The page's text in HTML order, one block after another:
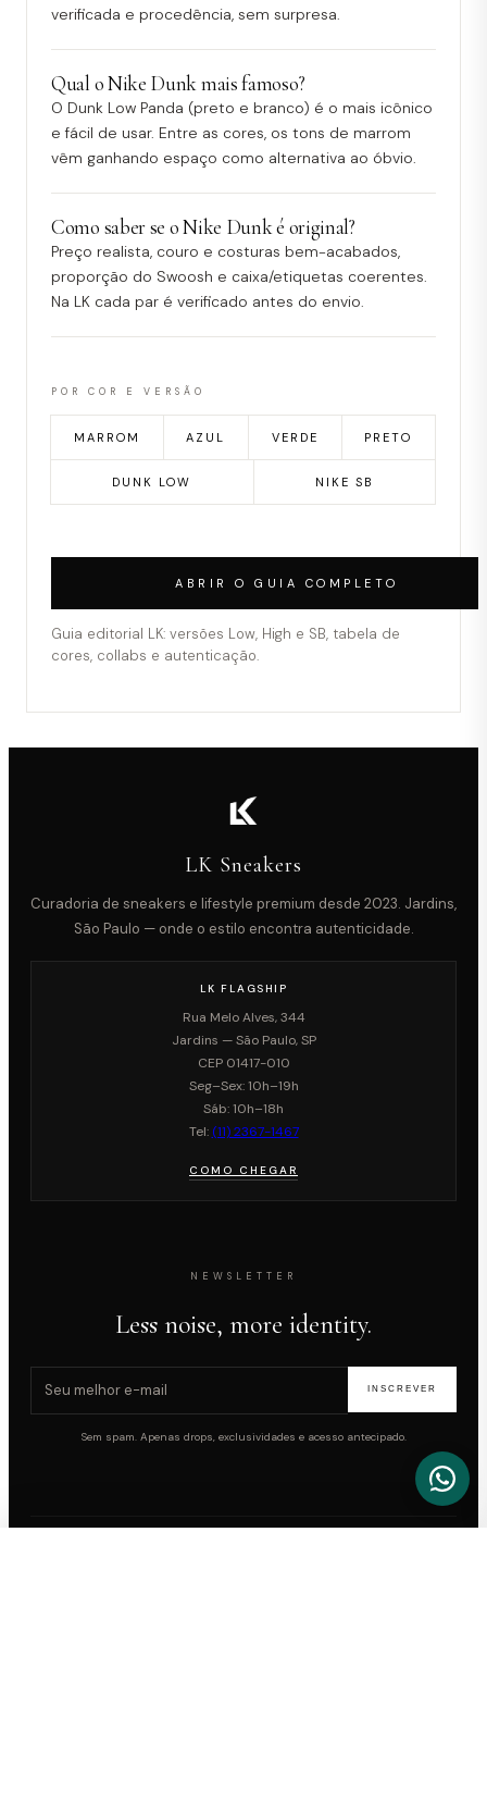
verificada e procedência, sem surpresa.
Qual o Nike Dunk mais famoso?
O Dunk Low Panda (preto e branco) é o mais icônico
e fácil de usar. Entre as cores, os tons de marrom
vêm ganhando espaço como alternativa ao óbvio.
Como saber se o Nike Dunk é original?
Preço realista, couro e costuras bem-acabados,
proporção do Swoosh e caixa/etiquetas coerentes.
Na LK cada par é verificado antes do envio.
POR COR E VERSÃO
MARROM AZUL VERDE PRETO
DUNK LOW NIKE SB
ABRIR O GUIA COMPLETO
Guia editorial LK: versões Low, High e SB, tabela de
cores, collabs e autenticação.
LK Sneakers
Curadoria de sneakers e lifestyle premium desde 2023. Jardins,
São Paulo — onde o estilo encontra autenticidade.
LK FLAGSHIP
Rua Melo Alves, 344
Jardins — São Paulo, SP
CEP 01417-010
Seg–Sex: 10h–19h
Sáb: 10h–18h
Tel: (11) 2367-1467
COMO CHEGAR
NEWSLETTER
Less noise, more identity.
INSCREVER
Sem spam. Apenas drops, exclusividades e acesso antecipado.